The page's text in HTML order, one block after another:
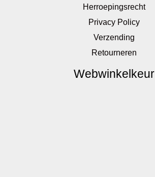
Herroepingsrecht
Privacy Policy
Verzending
Retourneren
Webwinkelkeur